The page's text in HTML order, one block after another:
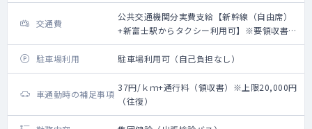
交通費
公共交通機関分実費支給【新幹線（自由席）
+新富士駅からタクシー利用可】※要領収書・
上限20,000円（往復）
駐車場利用
駐車場利用可（自己負担なし）
車通勤時の補足事項
37円/ｋｍ+通行料（領収書）※上限20,000円
（往復）